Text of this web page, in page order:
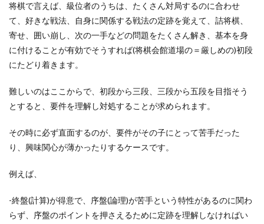
将棋で言えば、級位者のうちは、たくさん対局するのに合わせ
て、好きな戦法、自身に関係する戦法の定跡を覚えて、詰将棋、
寄せ、囲い崩し、次の一手などの問題をたくさん解き、基本を身
に付けることが有効でそうすれば(将棋会館道場の＝厳しめの)初段
にたどり着きます。
難しいのはここからで、初段から三段、三段から五段を目指そう
とすると、要件を理解し対処することが求められます。
その時に必ず直面するのが、要件がその子にとって苦手だった
り、興味関心が薄かったりするケースです。
例えば、
-終盤(計算)が得意で、序盤(論理)が苦手という特性があるのに関わ
らず、序盤のポイントを押さえるために定跡を理解しなければい